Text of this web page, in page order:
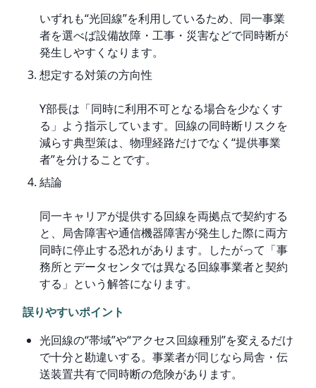
いずれも“光回線”を利用しているため、同一事業
者を選べば設備故障・工事・災害などで同時断が
発生しやすくなります。
想定する対策の方向性
Y部長は「同時に利用不可となる場合を少なくす
る」よう指示しています。回線の同時断リスクを
減らす典型策は、物理経路だけでなく“提供事業
者”を分けることです。
結論
同一キャリアが提供する回線を両拠点で契約する
と、局舎障害や通信機器障害が発生した際に両方
同時に停止する恐れがあります。したがって「事
務所とデータセンタでは異なる回線事業者と契約
する」という解答になります。
誤りやすいポイント
光回線の“帯域”や“アクセス回線種別”を変えるだけ
で十分と勘違いする。事業者が同じなら局舎・伝
送装置共有で同時断の危険があります。